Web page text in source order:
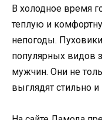
В холодное время
теплую и
непогоды.
популярных видов
мужчин. Они не
выглядят стильно